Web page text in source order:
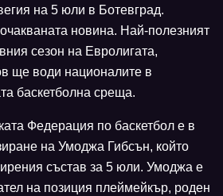
на 5 юли в Ботевград.
новина. Най-полезният
сезон на Евролигата,
ще води националите в
баскетболна среща.
Федерация по баскетбол е в
на Умоджа Гибсън, който
състав за 5 юли. Умоджа е
на позиция плеймейкър, роден